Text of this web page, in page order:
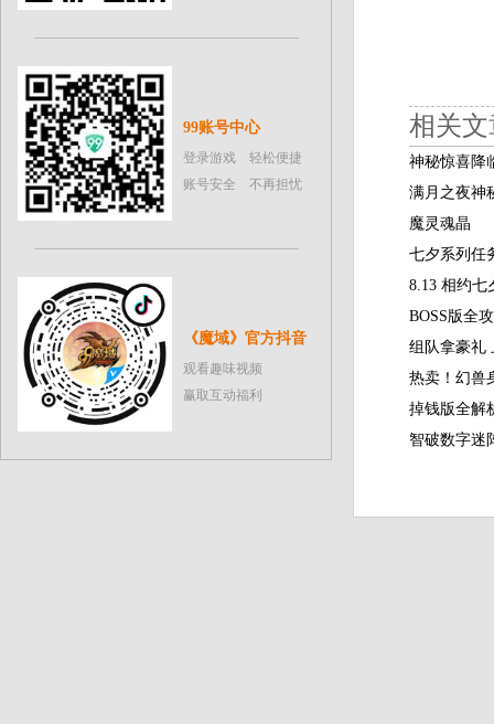
99账号中心
登录游戏 轻松便捷
账号安全 不再担忧
《魔域》官方抖音
观看趣味视频
赢取互动福利
相关文
神秘惊喜降
满月之夜神
魔灵
七夕
8.13 相约七
组队拿豪礼
热卖！幻兽
掉钱
智破数字